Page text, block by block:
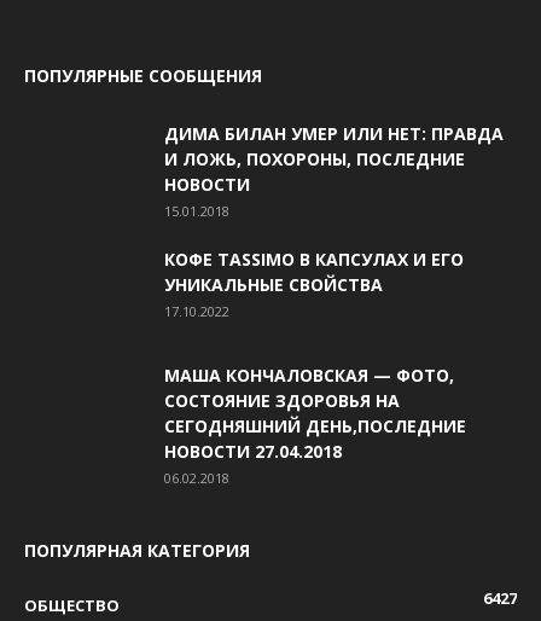
ПОПУЛЯРНЫЕ СООБЩЕНИЯ
ДИМА БИЛАН УМЕР ИЛИ НЕТ: ПРАВДА
И ЛОЖЬ, ПОХОРОНЫ, ПОСЛЕДНИЕ
НОВОСТИ
15.01.2018
КОФЕ TASSIMO В КАПСУЛАХ И ЕГО
УНИКАЛЬНЫЕ СВОЙСТВА
17.10.2022
МАША КОНЧАЛОВСКАЯ — ФОТО,
СОСТОЯНИЕ ЗДОРОВЬЯ НА
СЕГОДНЯШНИЙ ДЕНЬ,ПОСЛЕДНИЕ
НОВОСТИ 27.04.2018
06.02.2018
ПОПУЛЯРНАЯ КАТЕГОРИЯ
ОБЩЕСТВО
6427